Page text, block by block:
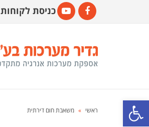
פתח סרגל נגישות
כניסת לקוחות
ראשי » משאבת חום דירתית